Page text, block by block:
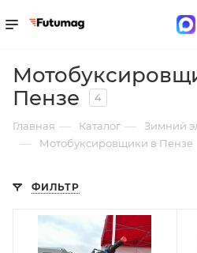
Пензе
4
Главная — Каталог — Зимний
— Мотобуксировщики в Пензе
ФИЛЬТР